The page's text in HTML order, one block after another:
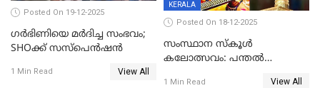
Posted On 19-12-2025
ഗര്‍ഭിണിയെ മർദിച്ച സംഭവം;
SHOക്ക് സസ്പെൻഷൻ
1 Min Read View All
KERALA
Posted On 18-12-2025
സംസ്ഥാന സ്കൂൾ
കലോത്സവം: പന്തൽ
1 Min Read View All